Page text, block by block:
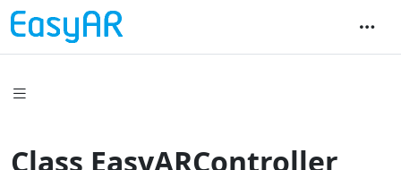
Class EasyARController